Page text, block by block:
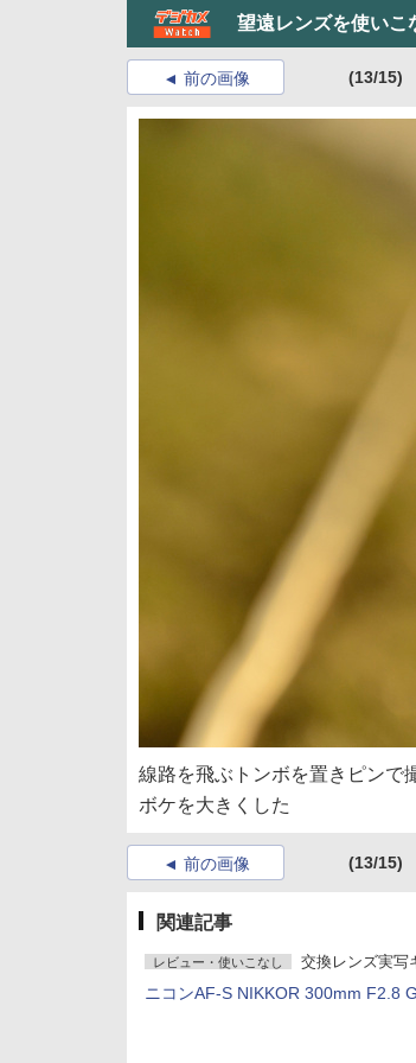
望遠レンズを使いこ
前の画像 (13/15)
線路を飛ぶトンボを置きピンで
ボケを大きくした
前の画像 (13/15)
関連記事
レビュー・使いこなし 交換レンズ実写
ニコンAF-S NIKKOR 300mm F2.8